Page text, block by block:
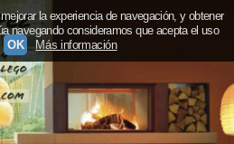
la experiencia de navegación, y obtener
navegando consideramos que acepta el uso
OK Más información